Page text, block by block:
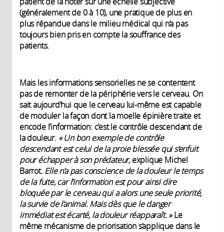
(généralement de 0 à 10), une pratique de plus en
plus répandue dans le milieu médical qui n’a pas
toujours bien pris en compte la souffrance des
patients.
Mais les informations sensorielles ne se contentent
pas de remonter de la périphérie vers le cerveau. On
sait aujourd’hui que le cerveau lui-même est capable
de moduler la façon dont la moelle épinière traite et
encode l’information: c’est le contrôle descendant de
la douleur. « Un bon exemple de contrôle
descendant est celui de la proie blessée qui s’enfuit
pour échapper à son prédateur,explique Michel
Barrot. Elle n’a pas conscience de la douleur le temps
de la fuite, car l’information est pour ainsi dire
bloquée par le cerveau qui a alors une seule priorité,
la survie de l’animal. Mais dès que le danger
immédiat est écarté, la douleur réapparaît. »Le
même mécanisme de priorisation s’applique dans le